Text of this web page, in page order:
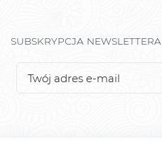
SUBSKRYPCJA NEWSLETTERA